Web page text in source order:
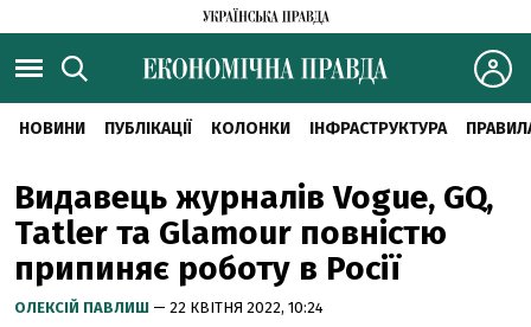
НОВИНИ ПУБЛІКАЦІЇ КОЛОНКИ ІНФРАСТРУКТУРА
Видавець журналів Vogue, GQ,
Tatler та Glamour повністю
припиняє роботу в Росії
ОЛЕКСІЙ ПАВЛИШ — 22 КВІТНЯ 2022, 10:24